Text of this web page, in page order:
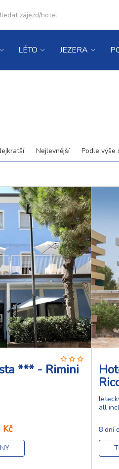
LÉTO JEZERA
Nejlevnější Podle výše
*** - Rimini
all
8 dní